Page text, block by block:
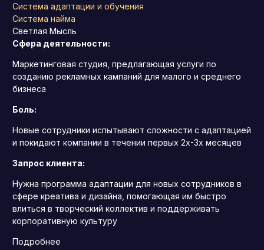
Система адаптации и обучения
Система найма
Светлая Мысль
Сфера деятельности:
Маркетинговая студия, предлагающая услуги по
созданию рекламных кампаний для малого и среднего
бизнеса
Боль:
Новые сотрудники испытывают сложности с адаптацией
и покидают компании в течении первых 2х-3х месяцев
Запрос клиента:
Нужна программа адаптации для новых сотрудников в
сфере креатива и дизайна, помогающая им быстро
влиться в творческий коллектив и поддерживать
корпоративную культуру
Подробнее